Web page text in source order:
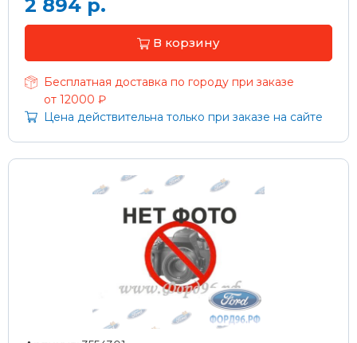
2 894 р.
В корзину
Бесплатная доставка по городу при заказе
от 12000 ₽
Цена действительна только при заказе на сайте